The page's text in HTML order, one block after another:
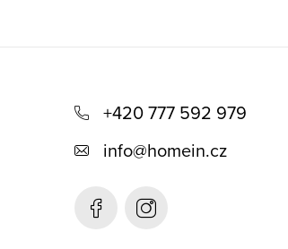
+420 777 592 979
info@homein.cz